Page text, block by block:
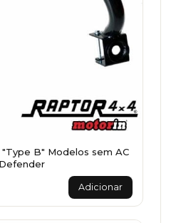
B" Modelos sem AC
Defender
Adicionar